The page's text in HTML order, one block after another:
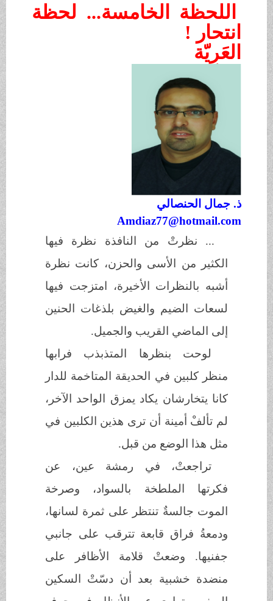
اللحظة الخامسة... لحظة
انتحار !
العَرِيّة
ذ. جمال الحنصالي
Amdiaz77@hotmail.com
... نظرتْ من النافذة نظرة فيها
الكثير من الأسى والحزن، كانت نظرة
أشبه بالنظرات الأخيرة، امتزجت فيها
لسعات الضيم والغيض بلذغات الحنين
إلى الماضي القريب والجميل.
لوحت بنظرها المتذبذب فرابها
منظر كلبين في الحديقة المتاخمة للدار
كانا يتخارشان يكاد يمزق الواحد الآخر،
لم تألفْ أمينة أن ترى هذين الكلبين في
مثل هذا الوضع من قبل.
تراجعتْ، في رمشة عين، عن
فكرتها الملطخة بالسواد، وصرخة
الموت جالسةٌ تنتظر على ثمرة لسانها،
ودمعةُ فراق قابعة تترقب على جانبي
جفنيها. وضعتْ قلامة الأظافر على
منضدة خشبية بعد أن دسّتْ السكين